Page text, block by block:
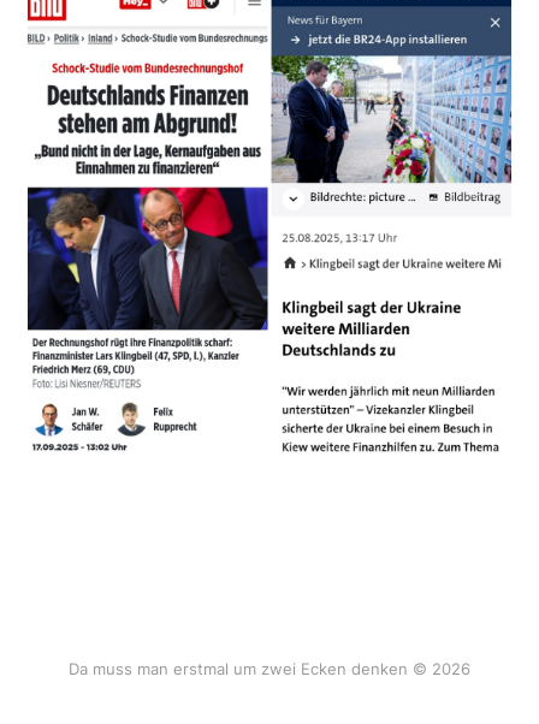
Da muss man erstmal um zwei Ecken denken © 2026